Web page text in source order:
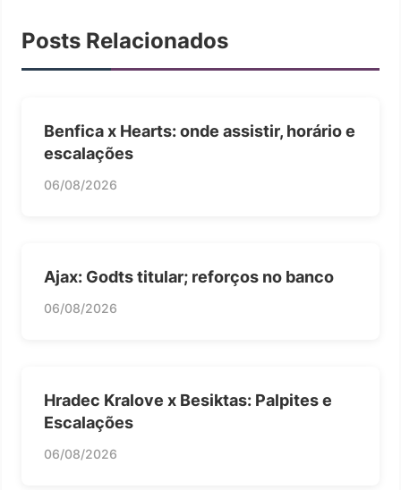
Posts Relacionados
Benfica x Hearts: onde assistir, horário e
escalações
06/08/2026
Ajax: Godts titular; reforços no banco
06/08/2026
Hradec Kralove x Besiktas: Palpites e
Escalações
06/08/2026